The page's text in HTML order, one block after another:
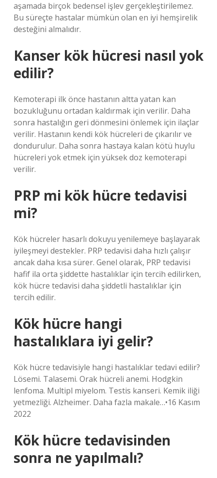
aşamada birçok bedensel işlev gerçekleştirilemez.
Bu süreçte hastalar mümkün olan en iyi hemşirelik
desteğini almalıdır.
Kanser kök hücresi nasıl yok
edilir?
Kemoterapi ilk önce hastanın altta yatan kan
bozukluğunu ortadan kaldırmak için verilir. Daha
sonra hastalığın geri dönmesini önlemek için ilaçlar
verilir. Hastanın kendi kök hücreleri de çıkarılır ve
dondurulur. Daha sonra hastaya kalan kötü huylu
hücreleri yok etmek için yüksek doz kemoterapi
verilir.
PRP mi kök hücre tedavisi
mi?
Kök hücreler hasarlı dokuyu yenilemeye başlayarak
iyileşmeyi destekler. PRP tedavisi daha hızlı çalışır
ancak daha kısa sürer. Genel olarak, PRP tedavisi
hafif ila orta şiddette hastalıklar için tercih edilirken,
kök hücre tedavisi daha şiddetli hastalıklar için
tercih edilir.
Kök hücre hangi
hastalıklara iyi gelir?
Kök hücre tedavisiyle hangi hastalıklar tedavi edilir?
Lösemi. Talasemi. Orak hücreli anemi. Hodgkin
lenfoma. Multipl miyelom. Testis kanseri. Kemik iliği
yetmezliği. Alzheimer. Daha fazla makale…•16 Kasım
2022
Kök hücre tedavisinden
sonra ne yapılmalı?